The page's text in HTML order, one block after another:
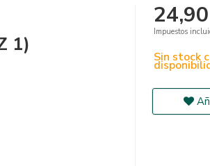
1)
Impuestos
Sin stock